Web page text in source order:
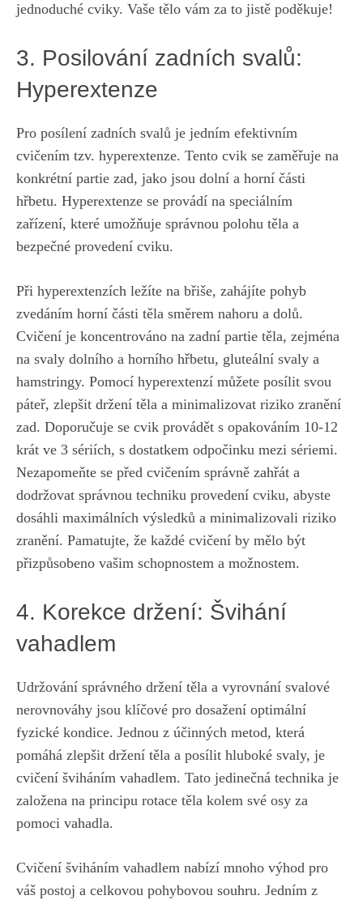
jednoduché cviky. Vaše ⁤tělo vám​ za to jistě poděkuje!
3. Posilování zadních svalů:
Hyperextenze
Pro ‌posílení zadních⁤ svalů je jedním⁣ efektivním
cvičením tzv. hyperextenze. ⁢Tento cvik se zaměřuje na
konkrétní partie ⁣zad, ​jako‍ jsou dolní⁣ a horní části
‍hřbetu.⁤ Hyperextenze‍ se provádí na speciálním
zařízení, které‌ umožňuje správnou polohu těla a
bezpečné provedení cviku.
Při⁢ hyperextenzích ležíte na ⁣břiše, zahájíte pohyb
zvedáním horní části těla směrem nahoru a ​dolů.
Cvičení je koncentrováno⁤ na zadní ⁤partie ⁤těla, ​zejména
na svaly dolního a horního hřbetu,⁤ gluteální ⁤svaly a
hamstringy.⁣ Pomocí hyperextenzí můžete posílit svou
páteř, zlepšit držení těla ​a ‍minimalizovat riziko zranění⁢
zad. Doporučuje‍ se ⁤cvik provádět ⁤s opakováním 10-12‌
krát ve ‍3 sériích,​ s dostatkem ‌odpočinku mezi sériemi.
Nezapomeňte se před ⁢cvičením správně zahřát a
dodržovat​ správnou techniku provedení‍ cviku, abyste
dosáhli maximálních výsledků a minimalizovali riziko
zranění. Pamatujte, že‌ každé cvičení by mělo být
přizpůsobeno vašim schopnostem a možnostem.
4. Korekce držení: Švihání‍
vahadlem
Udržování správného držení těla a ‍vyrovnání svalové
nerovnováhy jsou klíčové⁢ pro​ dosažení optimální
fyzické‍ kondice. Jednou‍ z účinných ​metod, která
pomáhá zlepšit držení těla a posílit hluboké svaly, je‌
cvičení šviháním vahadlem. Tato‍ jedinečná technika je
založena na principu rotace​ těla kolem své‍ osy za
pomoci vahadla.
Cvičení šviháním vahadlem nabízí​ mnoho výhod pro
váš postoj a celkovou pohybovou souhru.⁤ Jedním⁤ z